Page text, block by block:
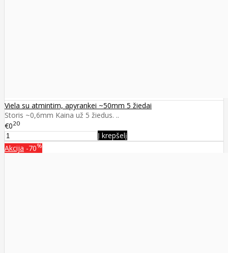
Viela su atmintim, apyrankei ~50mm 5 žiedai
Storis ~0,6mm Kaina už 5 žiedus. ..
€020
Į krepšelį
Akcija -70%